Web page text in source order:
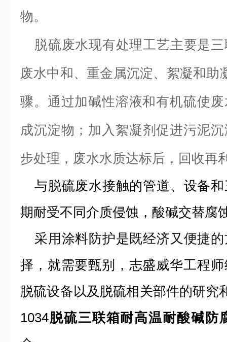
物。
脱硫废水现有处理工艺主要是
废水中和、重金属沉淀、絮凝和助
骤。通过加碱性溶液和有机硫使
成沉淀物；加入絮凝剂促进污泥
步处理，废水水质达标后，回收再
与脱硫废水接触的管道、设备
期耐受不同介质侵蚀，酸碱交替腐
采用涂料防护是既经济又便捷
择，就需要甄别，志盛威华工程
脱硫设备以及脱硫相关部件的研究
1034脱硫三联箱耐高温耐酸碱防